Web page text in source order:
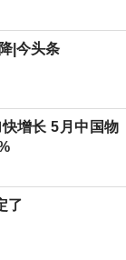
|今头条
增长 5月中国物
了